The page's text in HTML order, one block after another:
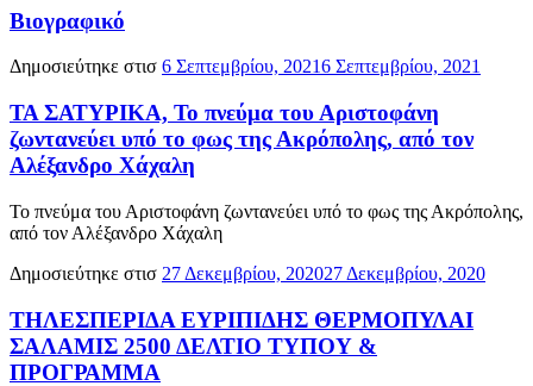
Βιογραφικό
Δημοσιεύτηκε στισ 6 Σεπτεμβρίου, 20216 Σεπτεμβρίου, 2021
ΤΑ ΣΑΤΥΡΙΚΑ, Το πνεύμα του Αριστοφάνη
ζωντανεύει υπό το φως της Ακρόπολης, από τον
Αλέξανδρο Χάχαλη
Το πνεύμα του Αριστοφάνη ζωντανεύει υπό το φως της Ακρόπολης,
από τον Αλέξανδρο Χάχαλη
Δημοσιεύτηκε στισ 27 Δεκεμβρίου, 202027 Δεκεμβρίου, 2020
ΤΗΛΕΣΠΕΡΙΔΑ ΕΥΡΙΠΙΔΗΣ ΘΕΡΜΟΠΥΛΑΙ
ΣΑΛΑΜΙΣ 2500 ΔΕΛΤΙΟ ΤΥΠΟΥ &
ΠΡΟΓΡΑΜΜΑ